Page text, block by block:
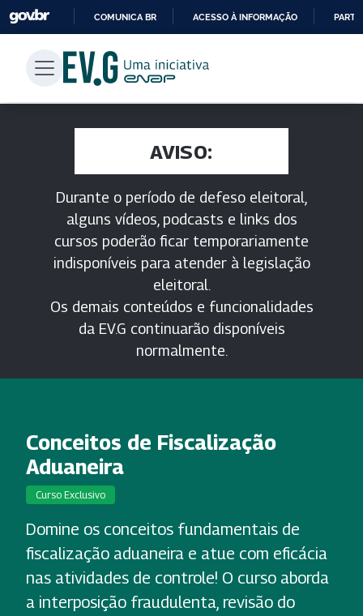
PARA
CONTEÚDO
COMUNICA BR ACESSO À INFORMAÇÃO
AVISO:
Durante o período de defeso eleitoral,
alguns vídeos, podcasts e links dos
cursos poderão ficar temporariamente
indisponíveis para atender à legislação
eleitoral.
Os demais conteúdos e funcionalidades
da EV.G continuarão disponíveis
normalmente.
Conceitos de Fiscalização
Aduaneira
Curso Exclusivo
Domine os conceitos fundamentais de
fiscalização aduaneira e atue com eficácia
nas atividades de controle! O curso aborda
a interposição fraudulenta, revisão do